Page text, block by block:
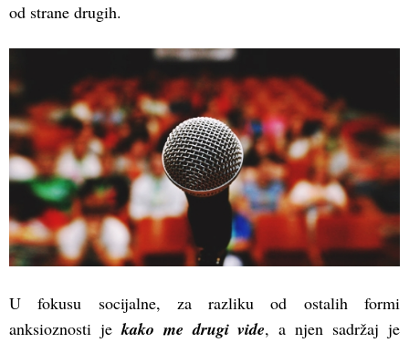
od strane drugih.
U fokusu socijalne, za razliku od ostalih formi
anksioznosti jekako me drugi vide, a njen sadržaj je